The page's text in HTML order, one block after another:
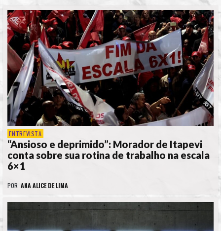
ENTREVISTA
“Ansioso e deprimido”: Morador de Itapevi
conta sobre sua rotina de trabalho na escala
6×1
POR ANA ALICE DE LIMA